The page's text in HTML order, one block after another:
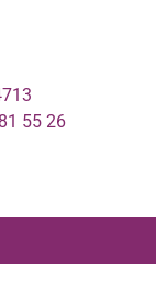
55 26